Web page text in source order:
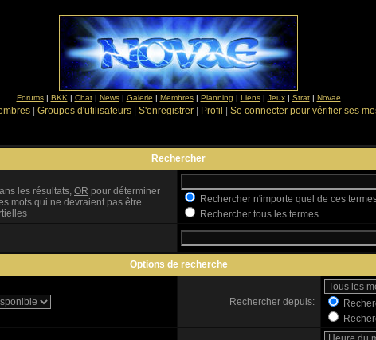
Forums| BKK | Chat| News| Galerie | Membres| Planning | Liens| Jeux| Strat| Novae
Groupes d'utilisateurs S'enregistrer Profil Se connecter pour vérifier ses
Rechercher
les résultats, OR pour déterminer
mots qui ne devraient pas être
Rechercher n'importe quel de ces
Rechercher tous les termes
Options de recherche
Rechercher depuis: